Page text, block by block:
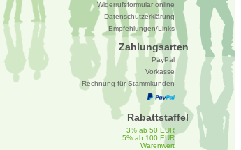
Widerrufsformular online
Datenschutzerklärung
Empfehlungen/Links
Zahlungsarten
PayPal
Vorkasse
Rechnung für Stammkunden
Rabattstaffel
3% ab 50 EUR
5% ab 100 EUR
Warenwert